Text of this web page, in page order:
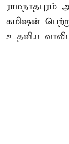
கமிஷன்
உதவிய